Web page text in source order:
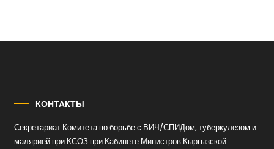
КОНТАКТЫ
Секретариат Комитета по борьбе с ВИЧ/СПИДом, туберкулезом и
малярией при КСОЗ при Кабинете Министров Кыргызской